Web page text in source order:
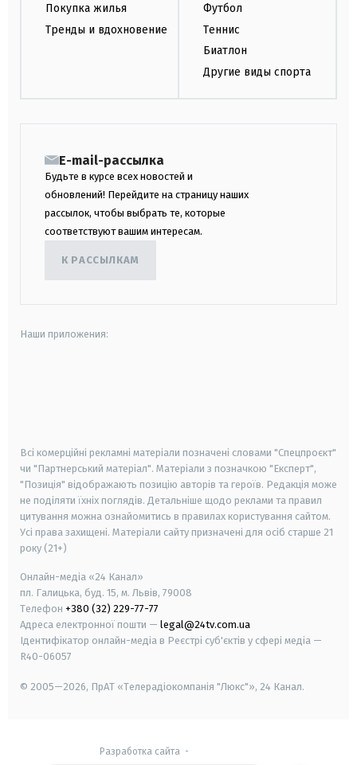
Покупка жилья
Тренды и вдохновение
Футбол
Теннис
Биатлон
Другие виды спорта
E-mail-рассылка
Будьте в курсе всех новостей и
обновлений! Перейдите на страницу наших
рассылок, чтобы выбрать те, которые
соответствуют вашим интересам.
К РАССЫЛКАМ
Наши приложения:
Всі комерційні рекламні матеріали позначені словами "Спецпроєкт"
чи "Партнерський матеріал". Матеріали з позначкою "Експерт",
"Позиція" відображають позицію авторів та героїв. Редакція може
не поділяти їхніх поглядів. Детальніше щодо реклами та правил
цитування можна ознайомитись в правилах користування сайтом.
Усі права захищені. Матеріали сайту призначені для осіб старше 21
року (21+)
Онлайн-медіа «24 Канал»
пл. Галицька, буд. 15, м. Львів, 79008
Телефон +380 (32) 229-77-77
Адреса електронної пошти — legal@24tv.com.ua
Ідентифікатор онлайн-медіа в Реєстрі суб'єктів у сфері медіа —
R40-06057
© 2005—2026, ПрАТ «Телерадіокомпанія "Люкс"», 24 Канал.
Разработка сайта -